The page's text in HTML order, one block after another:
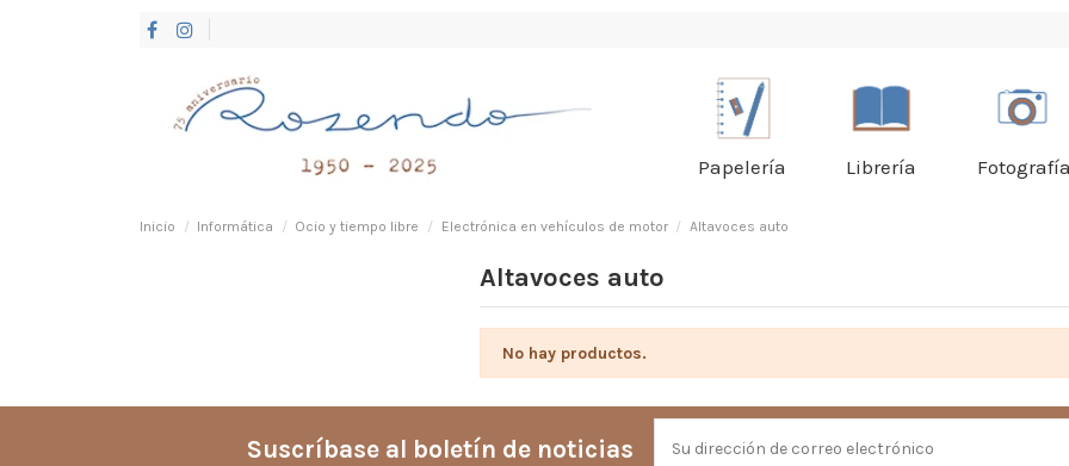
Papelería Librería
Inicio Informática Ocio y tiempo libre Electrónica en vehículos de motor Altavoces auto
Altavoces auto
No hay productos.
Suscríbase al boletín de noticias